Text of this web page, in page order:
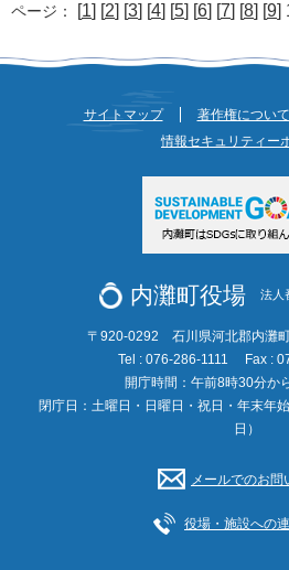
ページ： [1] [2] [3] [4] [5] [6] [7] [8] [9]
サイトマップ 著作権について
情報セキュリティー
内灘町役場 法人
〒920-0292 石川県河北郡内灘
Tel : 076-286-1111
Fax :
開庁時間：午前8時30分か
閉庁日：土曜日・日曜日・祝日・年末年
日）
メールでのお問
役場・施設への